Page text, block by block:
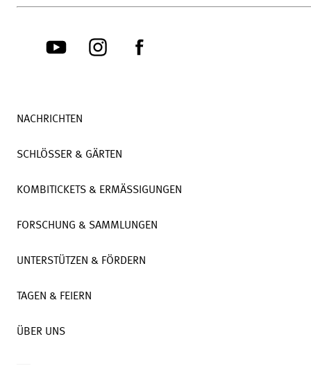
NACHRICHTEN
SCHLÖSSER & GÄRTEN
KOMBITICKETS & ERMÄSSIGUNGEN
FORSCHUNG & SAMMLUNGEN
UNTERSTÜTZEN & FÖRDERN
TAGEN & FEIERN
ÜBER UNS